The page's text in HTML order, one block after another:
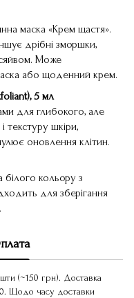
маска «Крем щастя».
дрібні зморшки,
Може
або щоденний крем.
5 мл
для глибокого, але
текстуру шкіри,
оновлення клітин.
білого кольору з
для зберігання
(~150 грн). Доставка
Щодо часу доставки